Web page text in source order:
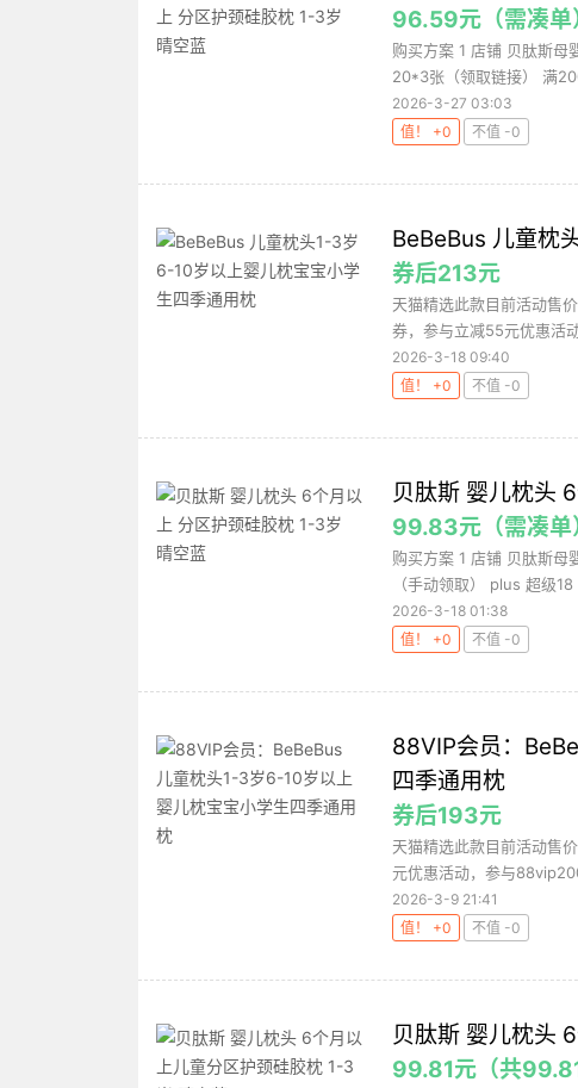
96.59元（需凑单
购买方案 1 店铺 贝肽斯
20*3张（领取链接） 满
2026-3-27 03:03
值！ +0
不值 -0
BeBeBus 儿童枕
券后213元
天猫精选此款目前活动售
券，参与立减55元优惠活
2026-3-18 09:40
值！ +0
不值 -0
贝肽斯 婴儿枕头
99.83元（需凑单
购买方案 1 店铺 贝肽斯
（手动领取） plus 超级18
2026-3-18 01:38
值！ +0
不值 -0
88VIP会员：
四季通用枕
券后193元
天猫精选此款目前活动售
元优惠活动，参与
2026-3-9 21:41
值！ +0
不值 -0
贝肽斯 婴儿枕头
99.81元（共